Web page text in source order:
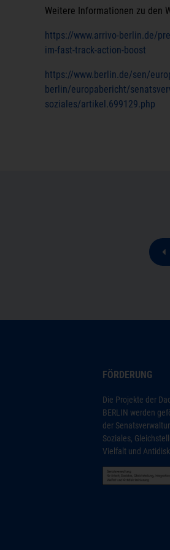
Weitere Informationen zu den
https://www.arrivo-berlin.de/
im-fast-track-action-boost
https://www.berlin.de/sen/
berlin/europabericht/
soziales/artikel.699129.php
FÖRDERUNG
Die Projekte der
BERLIN werden
der
Soziales,
Vielfalt und